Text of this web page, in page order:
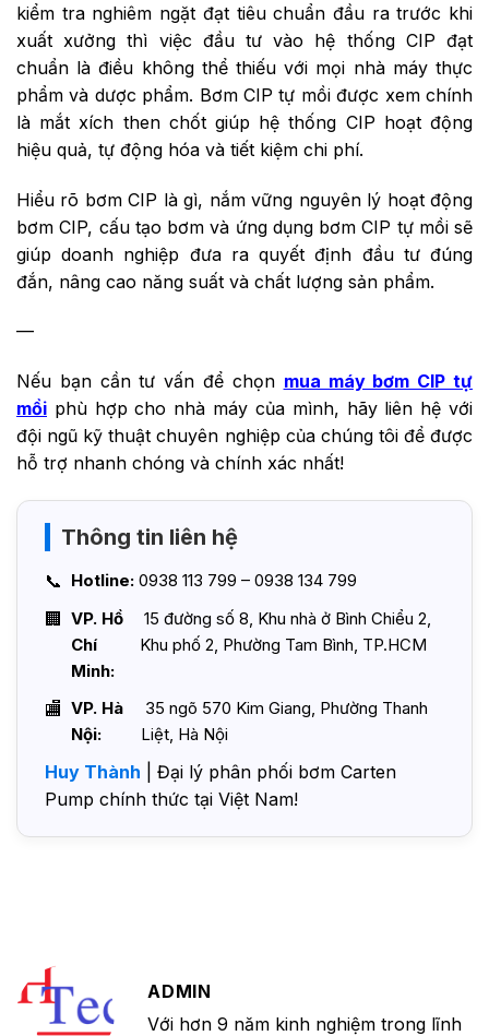
kiểm tra nghiêm ngặt đạt tiêu chuẩn đầu ra trước khi
xuất xưởng thì việc đầu tư vào hệ thống CIP đạt
chuẩn là điều không thể thiếu với mọi nhà máy thực
phẩm và dược phẩm. Bơm CIP tự mồi được xem chính
là mắt xích then chốt giúp hệ thống CIP hoạt động
hiệu quả, tự động hóa và tiết kiệm chi phí.
Hiểu rõ bơm CIP là gì, nắm vững nguyên lý hoạt động
bơm CIP, cấu tạo bơm và ứng dụng bơm CIP tự mồi sẽ
giúp doanh nghiệp đưa ra quyết định đầu tư đúng
đắn, nâng cao năng suất và chất lượng sản phẩm.
—
Nếu bạn cần tư vấn để chọn mua máy bơm CIP tự
mồi phù hợp cho nhà máy của mình, hãy liên hệ với
đội ngũ kỹ thuật chuyên nghiệp của chúng tôi để được
hỗ trợ nhanh chóng và chính xác nhất!
Thông tin liên hệ
Hotline: 0938 113 799 – 0938 134 799
VP. Hồ
Chí
Minh:
15 đường số 8, Khu nhà ở Bình Chiểu 2,
Khu phố 2, Phường Tam Bình, TP.HCM
VP. Hà
Nội:
35 ngõ 570 Kim Giang, Phường Thanh
Liệt, Hà Nội
Huy Thành | Đại lý phân phối bơm Carten
Pump chính thức tại Việt Nam!
ADMIN
Với hơn 9 năm kinh nghiệm trong lĩnh